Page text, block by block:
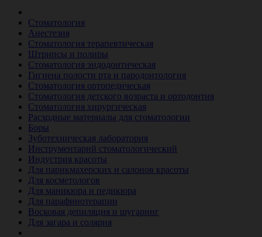
Стоматология
Анестезия
Стоматология терапевтическая
Штрипсы и полиры
Стоматология эндодонтическая
Гигиена полости рта и пародонтология
Стоматология ортопедическая
Стоматология детского возраста и ортодонтия
Стоматология хирургическая
Расходные материалы для стоматологии
Боры
Зуботехническая лаборатория
Инструментарий стоматологический
Индустрия красоты
Для парикмахерских и салонов красоты
Для косметологов
Для маникюра и педикюра
Для парафинотерапии
Восковая депиляция и шугаринг
Для загара и солярия